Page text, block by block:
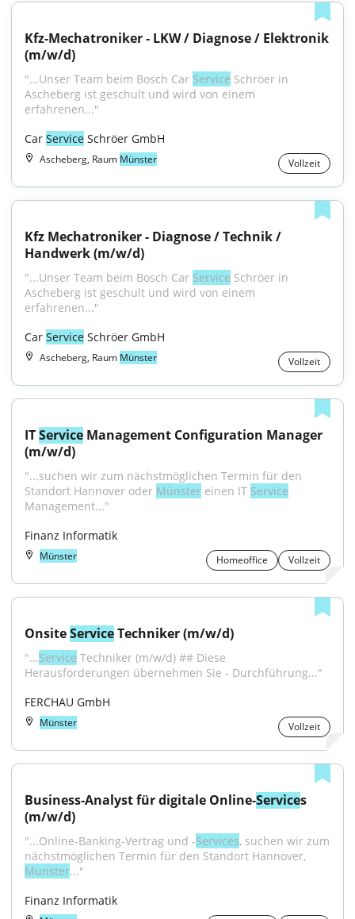
Kfz-Mechatroniker - LKW / Diagnose / Elektronik
(m/w/d)
"...Unser Team beim Bosch Car Service Schröer in
Ascheberg ist geschult und wird von einem
erfahrenen..."
Car Service Schröer GmbH
Ascheberg, Raum Münster Vollzeit
Kfz Mechatroniker - Diagnose / Technik /
Handwerk (m/w/d)
"...Unser Team beim Bosch Car Service Schröer in
Ascheberg ist geschult und wird von einem
erfahrenen..."
Car Service Schröer GmbH
Ascheberg, Raum Münster Vollzeit
IT Service Management Configuration Manager
(m/w/d)
"...suchen wir zum nächstmöglichen Termin für den
Standort Hannover oder Münster einen IT Service
Management..."
Finanz Informatik
Münster Homeoffice Vollzeit
Onsite Service Techniker (m/w/d)
"...Service Techniker (m/w/d) ## Diese
Herausforderungen übernehmen Sie - Durchführung..."
FERCHAU GmbH
Münster Vollzeit
Business-Analyst für digitale Online-Services
(m/w/d)
"...Online-Banking-Vertrag und -Services, suchen wir zum
Münster..."
Finanz Informatik